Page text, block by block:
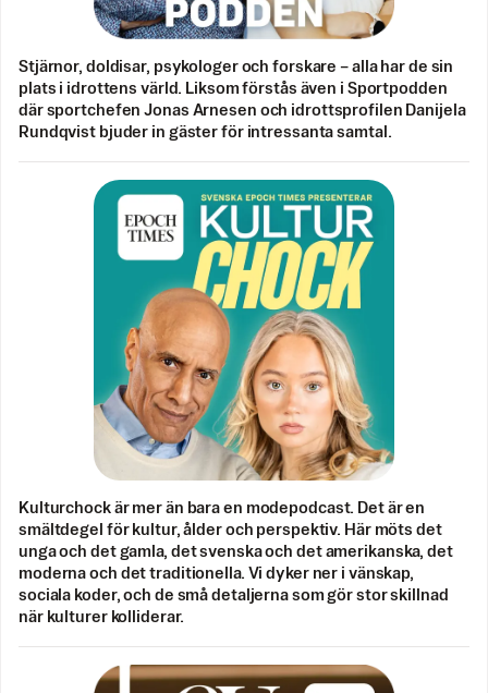
Stjärnor, doldisar, psykologer och forskare – alla har de sin
plats i idrottens värld. Liksom förstås även i Sportpodden
där sportchefen Jonas Arnesen och idrottsprofilen Danijela
Rundqvist bjuder in gäster för intressanta samtal.
Kulturchock är mer än bara en modepodcast. Det är en
smältdegel för kultur, ålder och perspektiv. Här möts det
unga och det gamla, det svenska och det amerikanska, det
moderna och det traditionella. Vi dyker ner i vänskap,
sociala koder, och de små detaljerna som gör stor skillnad
när kulturer kolliderar.